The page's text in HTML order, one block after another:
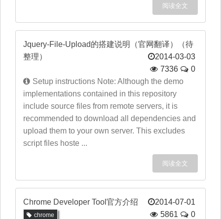
阅读全文
Jquery-File-Upload的搭建说明（官网翻译）（待
整理）
2014-03-03
7336
0
Setup instructions Note: Although the demo
implementations contained in this repository
include source files from remote servers, it is
recommended to download all dependencies and
upload them to your own server. This excludes
script files hoste ...
阅读全文
Chrome Developer Tool官方介绍 2014-07-01
chrome 5861
0